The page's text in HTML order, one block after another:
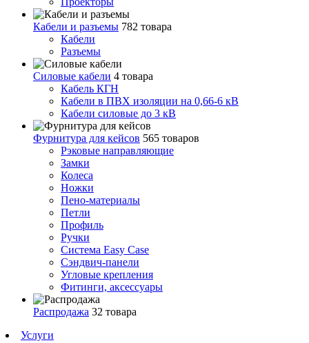
Кабели и разъемы 782 товара
Кабели
Разъемы
Силовые кабели 4 товара
Кабель КГН
Кабели в ПВХ изоляции на 0,66-6 кВ
Кабели силовые до 3 кВ
Фурнитура для кейсов 565 товаров
Рэковые направляющие
Замки
Колеса
Ножки
Пено-материалы
Петли
Профиль
Ручки
Система Easy Case
Сэндвич-панели
Угловые крепления
Фитинги, аксессуары
Распродажа 32 товара
Услуги